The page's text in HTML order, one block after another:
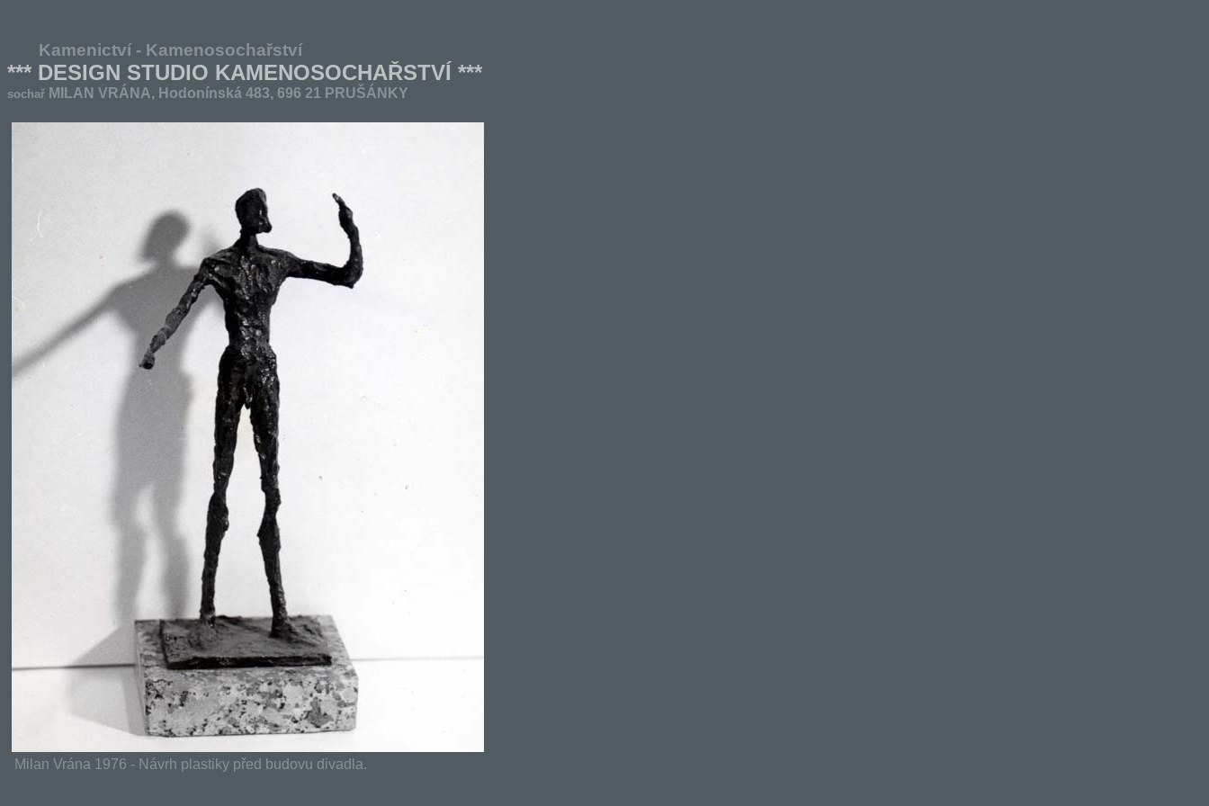
Kamenictví - Kamenosochařství
*** DESIGN STUDIO KAMENOSOCHAŘSTVÍ ***
sochař MILAN VRÁNA, Hodonínská 483, 696 21 PRUŠÁNKY
Milan Vrána 1976 - Návrh plastiky před budovu divadla.